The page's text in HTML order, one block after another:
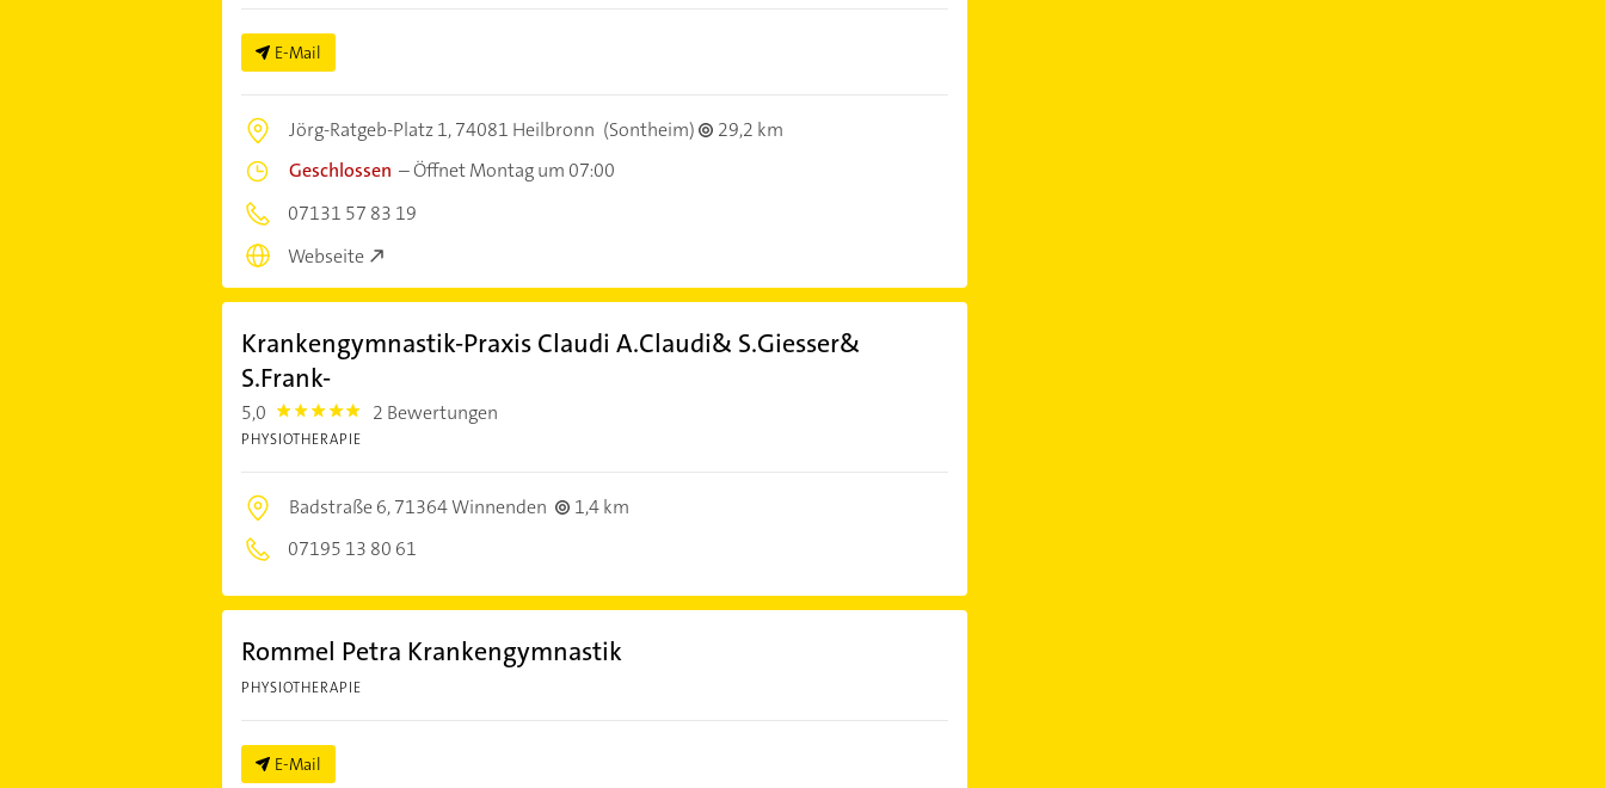
E-Mail
Jörg-Ratgeb-Platz 1,74081 Heilbronn (Sontheim)
29,2 km
Geschlossen –Öffnet Montag um 07:00
07131 57 83 19
Webseite
Krankengymnastik-Praxis Claudi A.Claudi& S.Giesser&
S.Frank-
5,0 5.0 2 Bewertungen
PHYSIOTHERAPIE
Badstraße 6,71364 Winnenden
1,4 km
07195 13 80 61
Rommel Petra Krankengymnastik
PHYSIOTHERAPIE
E-Mail